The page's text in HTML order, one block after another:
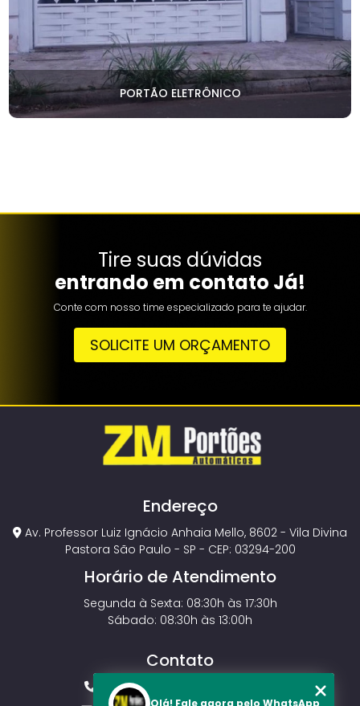
PORTÃO ELETRÔNICO
Tire suas dúvidas
entrando em contato Já!
Conte com nosso time especializado para te ajudar.
SOLICITE UM ORÇAMENTO
Endereço
Av. Professor Luiz Ignácio Anhaia Mello, 8602 - Vila Divina
Pastora São Paulo - SP - CEP: 03294-200
Horário de Atendimento
Segunda à Sexta: 08:30h às 17:30h
Sábado: 08:30h às 13:00h
Contato
(11) 2143-4826
Olá! Fale agora pelo WhatsApp